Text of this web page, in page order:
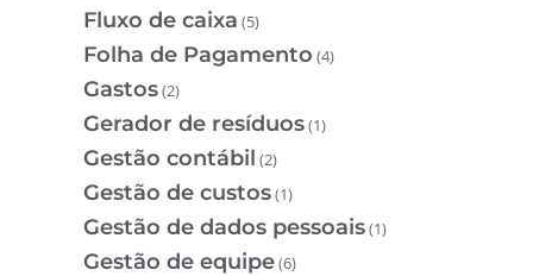
Fluxo de caixa (5)
Folha de Pagamento (4)
Gastos(2)
Gerador de resíduos(1)
Gestão contábil (2)
Gestão de custos(1)
Gestão de dados pessoais(1)
Gestão de equipe(6)